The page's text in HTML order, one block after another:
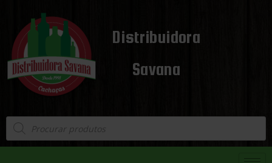
Distribuidora
Savana